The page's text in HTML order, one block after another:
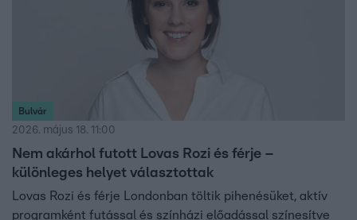
Bulvár
2026. május 18. 11:00
Nem akárhol futott Lovas Rozi és férje –
különleges helyet választottak
Lovas Rozi és férje Londonban töltik pihenésüket, aktív
programként futással és színházi előadással színesítve